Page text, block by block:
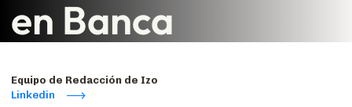
en Banca
Equipo de Redacción de Izo
Linkedin